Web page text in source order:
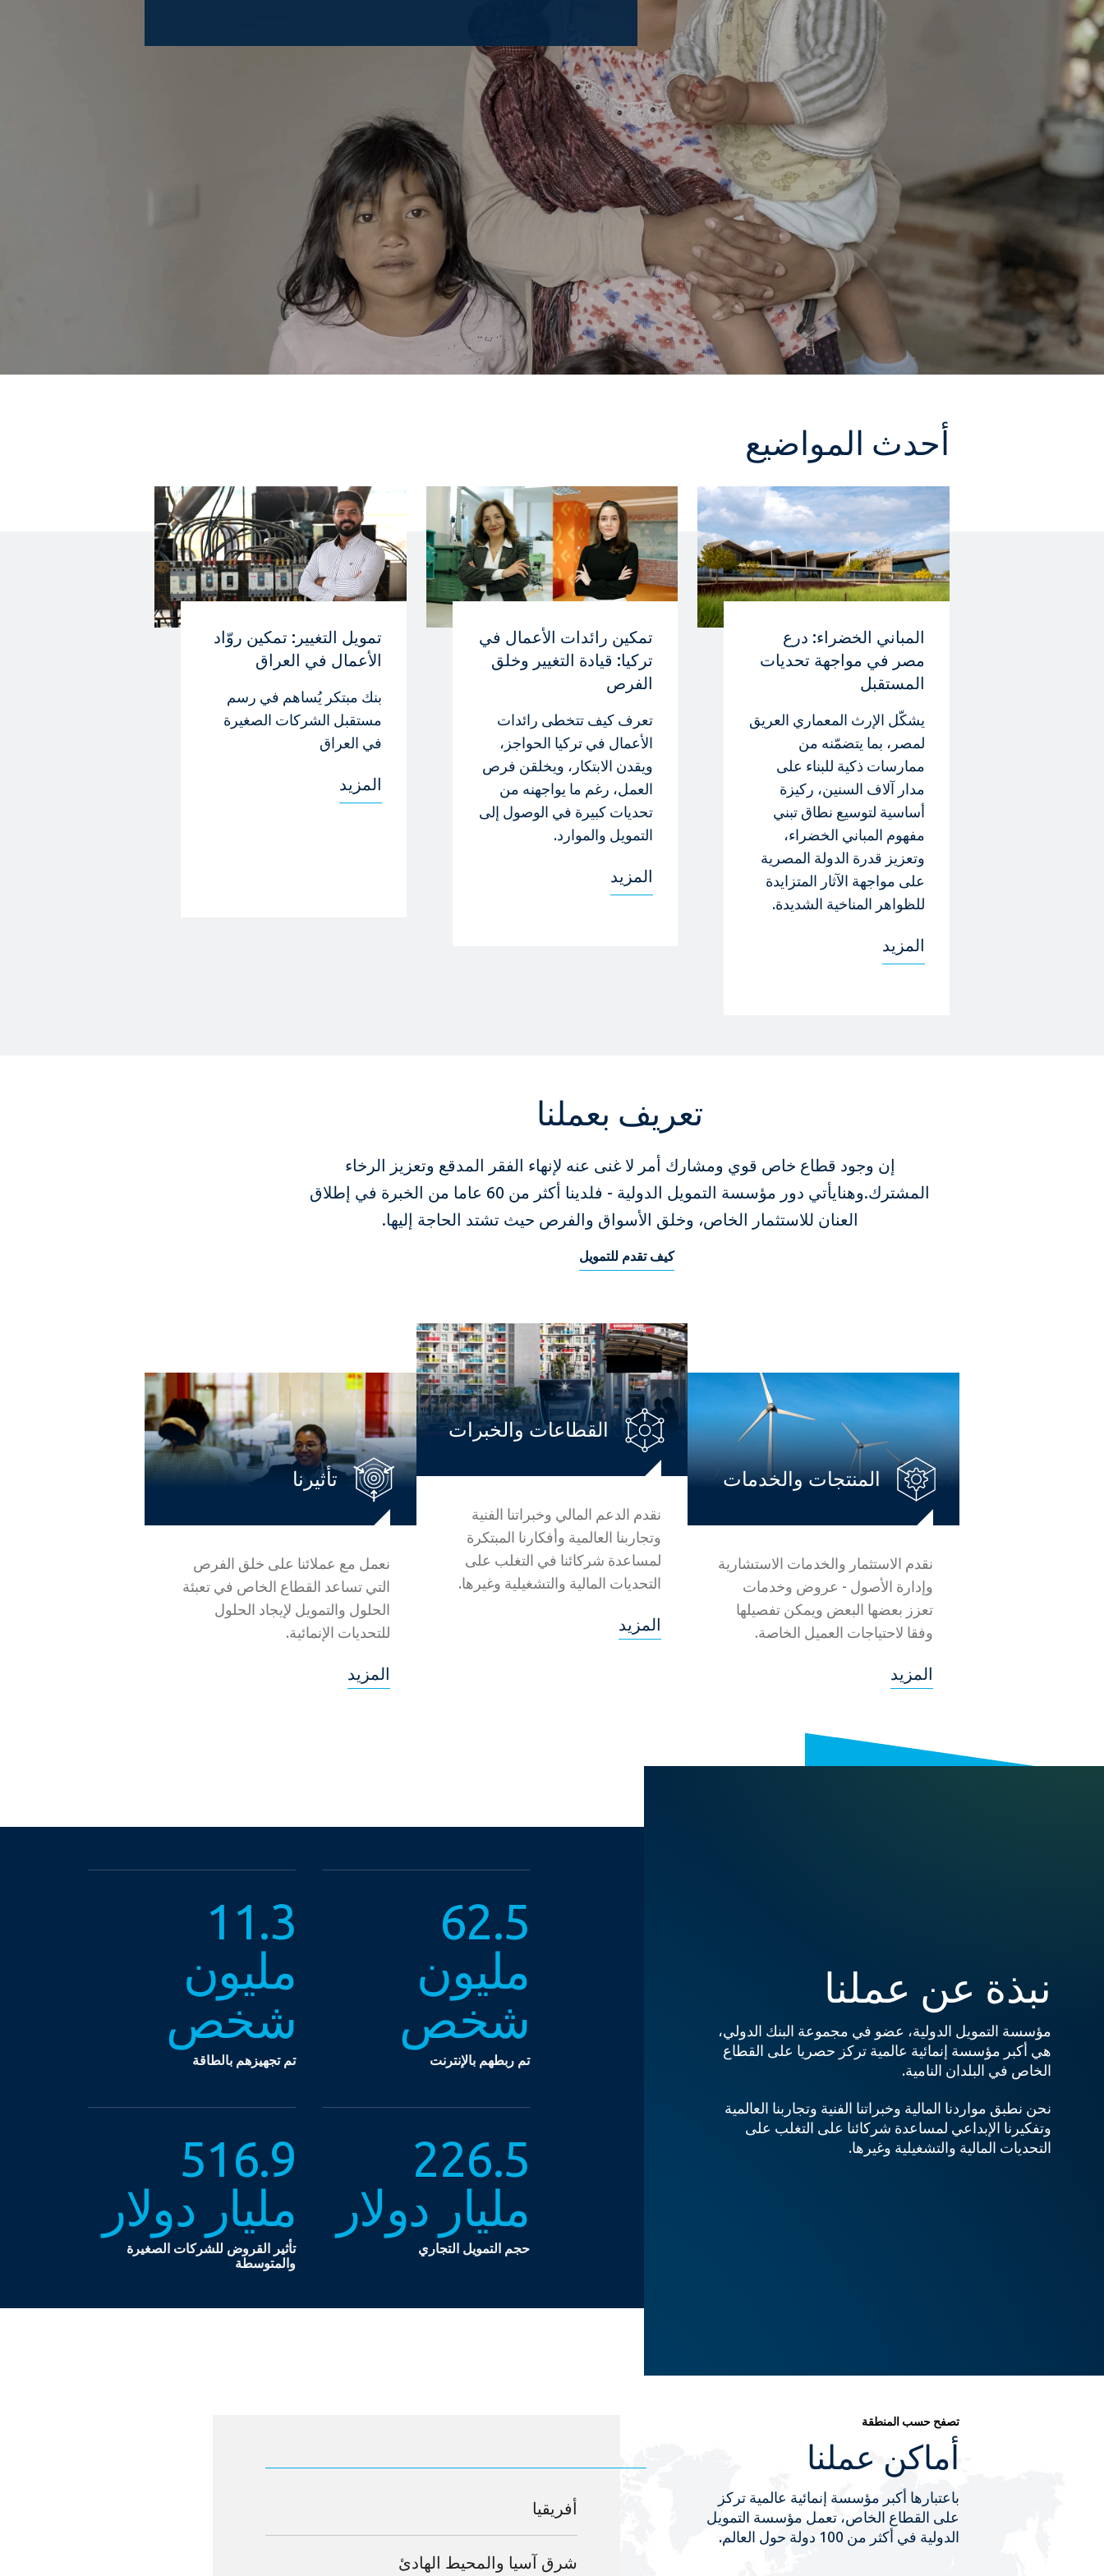
أحدث المواضيع
المباني الخضراء: درع
مصر في مواجهة تحديات
المستقبل
يشكّل الإرث المعماري العريق
لمصر، بما يتضمّنه من
ممارسات ذكية للبناء على
مدار آلاف السنين، ركيزة
أساسية لتوسيع نطاق تبني
مفهوم المباني الخضراء،
وتعزيز قدرة الدولة المصرية
على مواجهة الآثار المتزايدة
للظواهر المناخية الشديدة.
المزيد
تمكين رائدات الأعمال في
تركيا: قيادة التغيير وخلق
الفرص
تعرف كيف تتخطى رائدات
الأعمال في تركيا الحواجز،
ويقدن الابتكار، ويخلقن فرص
العمل، رغم ما يواجهنه من
تحديات كبيرة في الوصول إلى
التمويل والموارد.
المزيد
تمويل التغيير: تمكين روّاد
الأعمال في العراق
بنك مبتكر يُساهم في رسم
مستقبل الشركات الصغيرة
في العراق
المزيد
تعريف بعملنا
إن وجود قطاع خاص قوي ومشارك أمر لا غنى عنه لإنهاء الفقر المدقع وتعزيز الرخاء
المشترك.وهنايأتي دور مؤسسة التمويل الدولية - فلدينا أكثر من 60 عاما من الخبرة في إطلاق
العنان للاستثمار الخاص، وخلق الأسواق والفرص حيث تشتد الحاجة إليها.
كيف تقدم للتمويل
المنتجات والخدمات
نقدم الاستثمار والخدمات الاستشارية
وإدارة الأصول - عروض وخدمات
تعزز بعضها البعض ويمكن تفصيلها
وفقا لاحتياجات العميل الخاصة.
المزيد
القطاعات والخبرات
نقدم الدعم المالي وخبراتنا الفنية
وتجاربنا العالمية وأفكارنا المبتكرة
لمساعدة شركائنا في التغلب على
التحديات المالية والتشغيلية وغيرها.
المزيد
تأثيرنا
نعمل مع عملائنا على خلق الفرص
التي تساعد القطاع الخاص في تعبئة
الحلول والتمويل لإيجاد الحلول
للتحديات الإنمائية.
المزيد
نبذة عن عملنا
مؤسسة التمويل الدولية، عضو في مجموعة البنك الدولي،
هي أكبر مؤسسة إنمائية عالمية تركز حصريا على القطاع
الخاص في البلدان النامية.
نحن نطبق مواردنا المالية وخبراتنا الفنية وتجاربنا العالمية
وتفكيرنا الإبداعي لمساعدة شركائنا على التغلب على
التحديات المالية والتشغيلية وغيرها.
62.5
مليون
شخص
تم ربطهم بالإنترنت
11.3
مليون
شخص
تم تجهيزهم بالطاقة
226.5
مليار دولار
حجم التمويل التجاري
516.9
مليار دولار
تأثير القروض للشركات الصغيرة
والمتوسطة
تصفح حسب المنطقة
أماكن عملنا
باعتبارها أكبر مؤسسة إنمائية عالمية تركز
على القطاع الخاص، تعمل مؤسسة التمويل
الدولية في أكثر من 100 دولة حول العالم.
أفريقيا
شرق آسيا والمحيط الهادئ